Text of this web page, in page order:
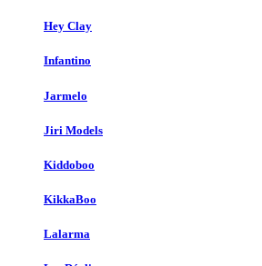
Hey Clay
Infantino
Jarmelo
Jiri Models
Kiddoboo
KikkaBoo
Lalarma